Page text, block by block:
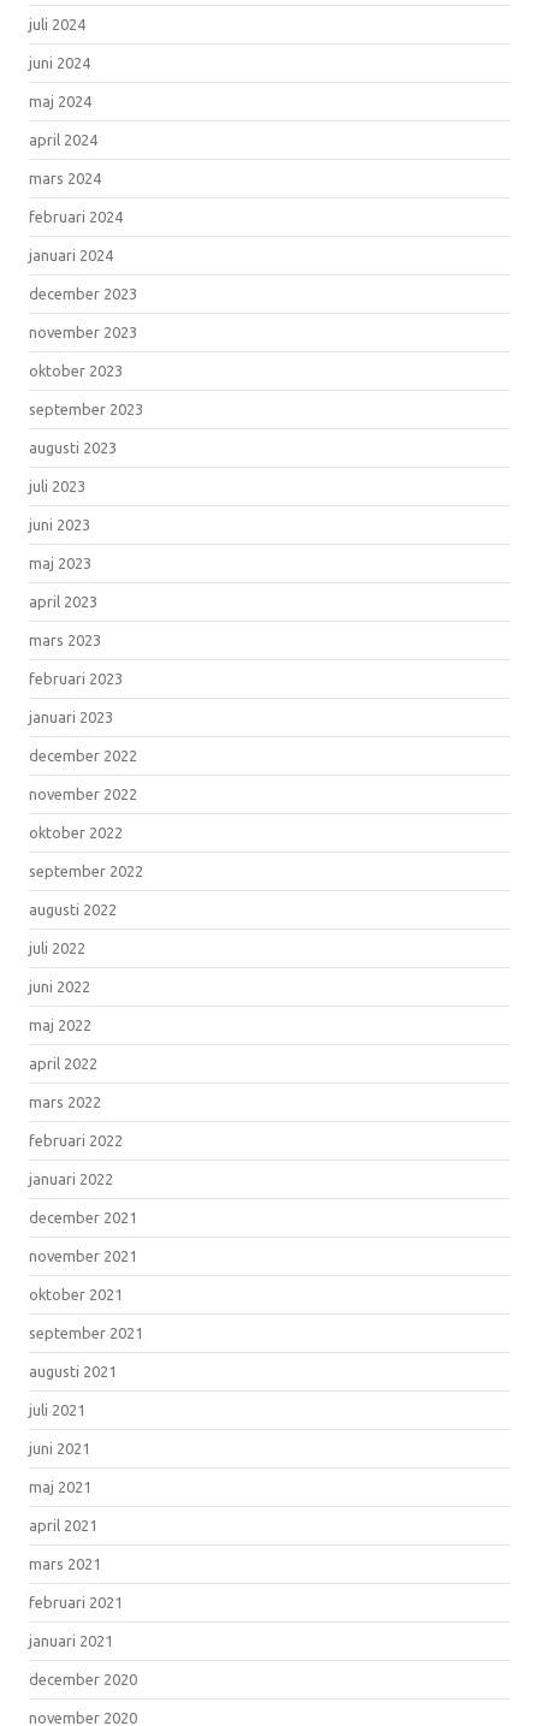
juli 2024
juni 2024
maj 2024
april 2024
mars 2024
februari 2024
januari 2024
december 2023
november 2023
oktober 2023
september 2023
augusti 2023
juli 2023
juni 2023
maj 2023
april 2023
mars 2023
februari 2023
januari 2023
december 2022
november 2022
oktober 2022
september 2022
augusti 2022
juli 2022
juni 2022
maj 2022
april 2022
mars 2022
februari 2022
januari 2022
december 2021
november 2021
oktober 2021
september 2021
augusti 2021
juli 2021
juni 2021
maj 2021
april 2021
mars 2021
februari 2021
januari 2021
december 2020
november 2020